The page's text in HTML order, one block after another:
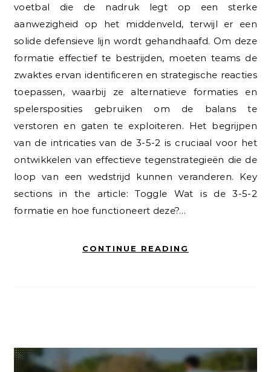
voetbal die de nadruk legt op een sterke
aanwezigheid op het middenveld, terwijl er een
solide defensieve lijn wordt gehandhaafd. Om deze
formatie effectief te bestrijden, moeten teams de
zwaktes ervan identificeren en strategische reacties
toepassen, waarbij ze alternatieve formaties en
spelersposities gebruiken om de balans te
verstoren en gaten te exploiteren. Het begrijpen
van de intricaties van de 3-5-2 is cruciaal voor het
ontwikkelen van effectieve tegenstrategieën die de
loop van een wedstrijd kunnen veranderen. Key
sections in the article: Toggle Wat is de 3-5-2
formatie en hoe functioneert deze?…
CONTINUE READING